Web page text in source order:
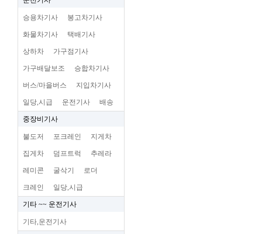
승용차기사 봉고차기사
화물차기사 택배기사
상하차 가구점기사
가구배달보조 승합차기사
버스/마을버스 지입차기사
일당,시급 운전기사 배송
중장비기사
불도저 포크레인 지게차
집게차 덤프트럭 추레라
레미콘 굴삭기 로더
크레인 일당,시급
기타 ~~ 운전기사
기타,운전기사